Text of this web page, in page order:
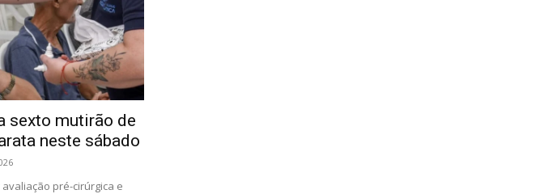
sexto mutirão de
neste sábado
pré-cirúrgica e